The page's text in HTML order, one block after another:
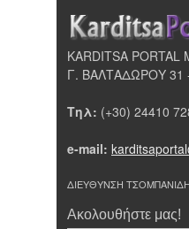
KARDITSA PORTAL
Γ. ΒΑΛΤΑΔΩΡΟΥ 31
Τηλ: (+30) 24410
e-mail:
ΔΙΕΥΘΥΝΣΗ
Ακολουθήστε μας!